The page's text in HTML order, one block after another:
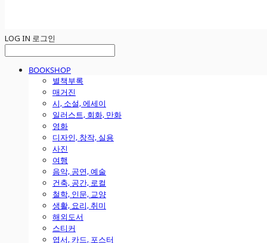
LOG IN 로그인
BOOKSHOP
별책부록
매거진
시, 소설, 에세이
일러스트, 회화, 만화
영화
디자인, 창작, 실용
사진
여행
음악, 공연, 예술
건축, 공간, 로컬
철학, 인문, 교양
생활, 요리, 취미
해외도서
스티커
엽서, 카드, 포스터